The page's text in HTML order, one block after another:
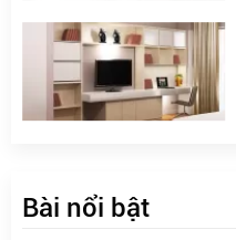
Bài nổi bật